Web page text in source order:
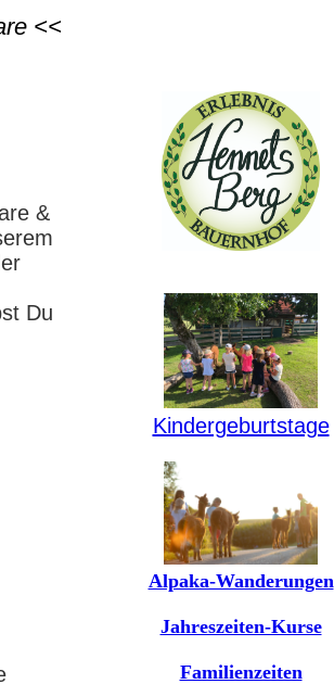
<<
&
Du
Kindergeburtstage
Alpaka-Wanderungen
Jahreszeiten-Kurse
Familienzeiten